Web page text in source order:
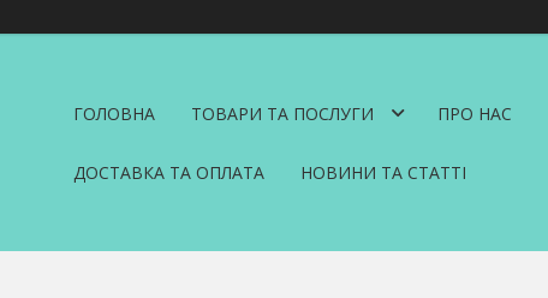
ГОЛОВНА ТОВАРИ ТА ПОСЛУГИ ПРО НАС
ДОСТАВКА ТА ОПЛАТА НОВИНИ ТА СТАТТІ